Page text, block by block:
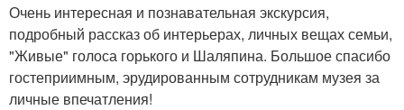
Очень интересная и познавательная экскурсия,
подробный рассказ об интерьерах, личных вещах семьи,
"Живые" голоса горького и Шаляпина. Большое спасибо
гостеприимным, эрудированным сотрудникам музея за
личные впечатления!